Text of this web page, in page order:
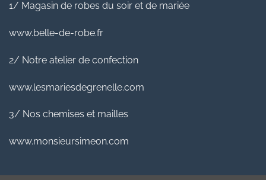
1/ Magasin de robes du soir et de mariée
www.belle-de-robe.fr
2/ Notre atelier de confection
www.lesmariesdegrenelle.com
3/ Nos chemises et mailles
www.monsieursimeon.com